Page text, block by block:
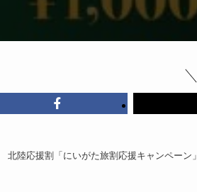
北陸応援割「にいがた旅割応援キャンペーン」